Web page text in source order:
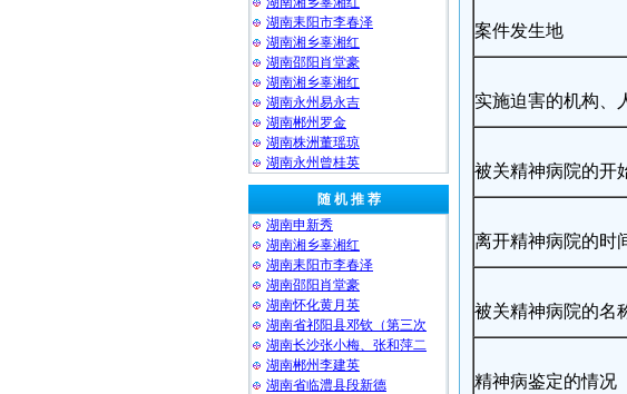
湖南耒阳市李春泽
湖南湘乡辜湘红
湖南邵阳肖堂豪
湖南湘乡辜湘红
湖南永州易永吉
湖南郴州罗金
湖南株洲董瑶琼
湖南永州曾桂英
随 机 推 荐
湖南申新秀
湖南湘乡辜湘红
湖南耒阳市李春泽
湖南邵阳肖堂豪
湖南怀化黄月英
湖南省祁阳县邓钦（第三次
湖南长沙张小梅、张和萍二
湖南郴州李建英
湖南省临澧县段新德
案件发生地
实施迫害的机构、
被关精神病院的开
离开精神病院的时
被关精神病院的名
精神病鉴定的情况